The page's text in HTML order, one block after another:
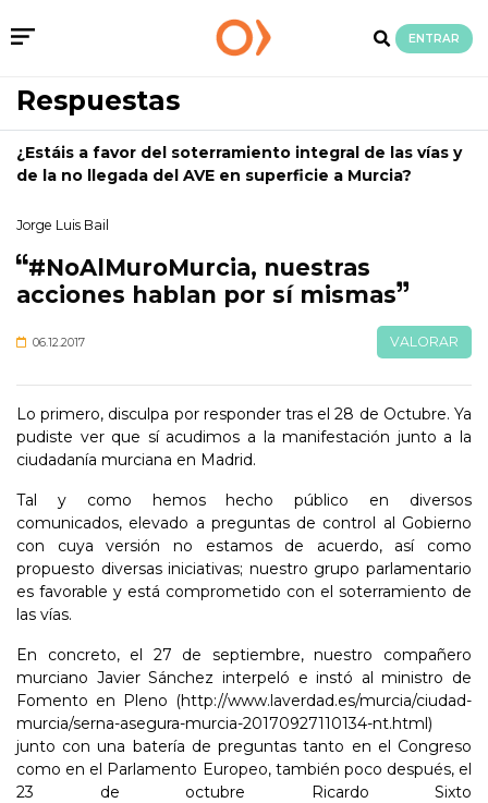
ENTRAR
Respuestas
¿Estáis a favor del soterramiento integral de las vías y
de la no llegada del AVE en superficie a Murcia?
Jorge Luis Bail
#NoAlMuroMurcia, nuestras
acciones hablan por sí mismas
06.12.2017 VALORAR
Lo primero, disculpa por responder tras el 28 de Octubre. Ya
pudiste ver que sí acudimos a la manifestación junto a la
ciudadanía murciana en Madrid.
Tal y como hemos hecho público en diversos
comunicados, elevado a preguntas de control al Gobierno
con cuya versión no estamos de acuerdo, así como
propuesto diversas iniciativas; nuestro grupo parlamentario
es favorable y está comprometido con el soterramiento de
las vías.
En concreto, el 27 de septiembre, nuestro compañero
murciano Javier Sánchez interpeló e instó al ministro de
Fomento en Pleno (http://www.laverdad.es/murcia/ciudad-
murcia/serna-asegura-murcia-20170927110134-nt.html)
junto con una batería de preguntas tanto en el Congreso
como en el Parlamento Europeo, también poco después, el
23 de octubre Ricardo Sixto